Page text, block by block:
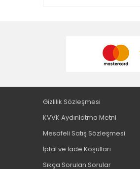
Gizlilik Sözleşmesi
KVVK Aydınlatma Metni
Mesafeli Satış Sözleşmesi
İptal ve İade Koşulları
Sıkça Sorulan Sorular